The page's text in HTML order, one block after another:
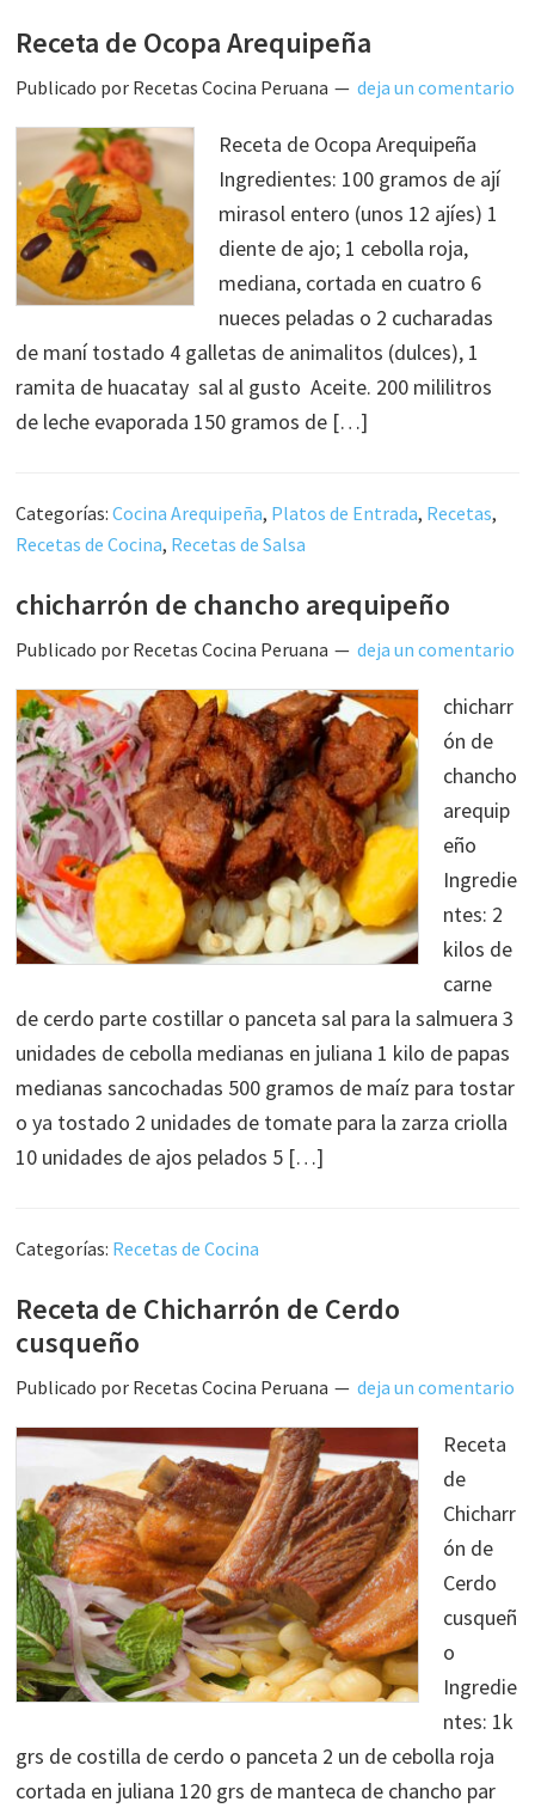
Receta de Ocopa Arequipeña
Publicado por Recetas Cocina Peruana deja un comentario
Receta de Ocopa Arequipeña
Ingredientes: 100 gramos de ají
mirasol entero (unos 12 ajíes) 1
diente de ajo; 1 cebolla roja,
mediana, cortada en cuatro 6
nueces peladas o 2 cucharadas
de maní tostado 4 galletas de animalitos (dulces), 1
ramita de huacatay sal al gusto Aceite. 200 mililitros
de leche evaporada 150 gramos de […]
Categorías:Cocina Arequipeña, Platos de Entrada, Recetas,
Recetas de Cocina, Recetas de Salsa
chicharrón de chancho arequipeño
Publicado por Recetas Cocina Peruana deja un comentario
chicharr
ón de
chancho
arequip
eño
Ingredie
ntes: 2
kilos de
carne
de cerdo parte costillar o panceta sal para la salmuera 3
unidades de cebolla medianas en juliana 1 kilo de papas
medianas sancochadas 500 gramos de maíz para tostar
o ya tostado 2 unidades de tomate para la zarza criolla
10 unidades de ajos pelados 5 […]
Categorías: Recetas de Cocina
Receta de Chicharrón de Cerdo
cusqueño
Publicado por Recetas Cocina Peruana deja un comentario
Receta
de
Chicharr
ón de
Cerdo
cusqueñ
o
Ingredie
ntes: 1k
grs de costilla de cerdo o panceta 2 un de cebolla roja
cortada en juliana 120 grs de manteca de chancho par